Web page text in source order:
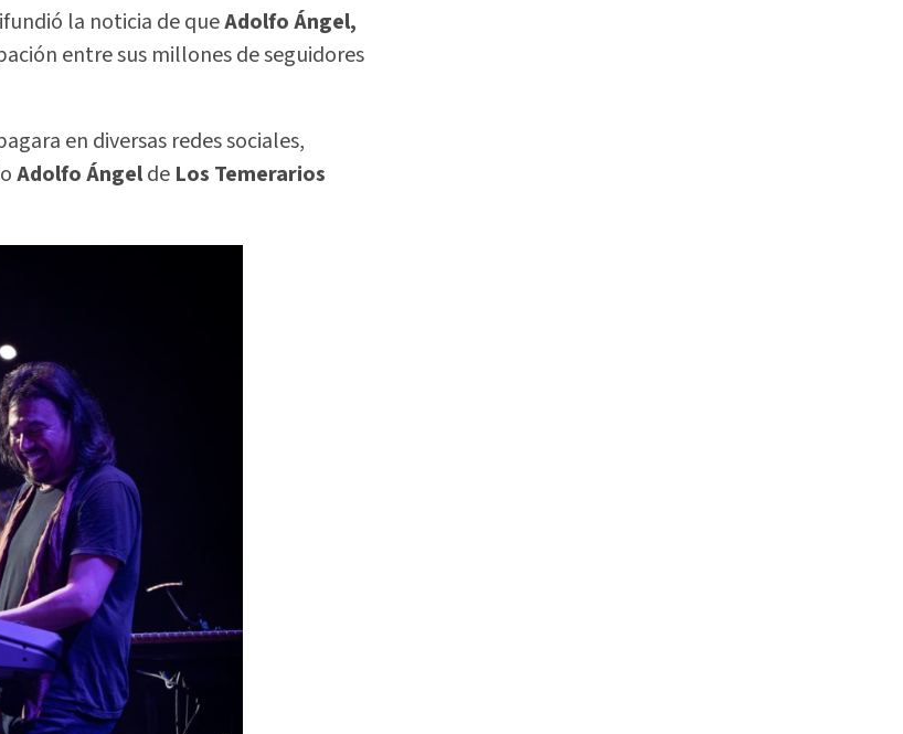
la noticia de queAdolfo Ángel,
entre sus millones de seguidores
en diversas redes sociales,
Adolfo Ángelde Los Temerarios